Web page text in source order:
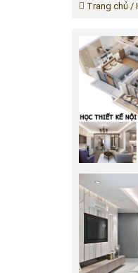
Trang chủ /